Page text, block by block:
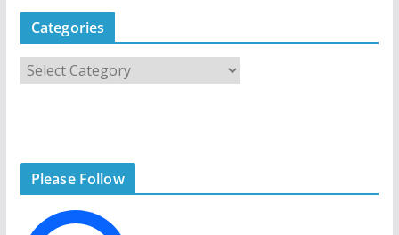
Categories
a
r
Please Follow